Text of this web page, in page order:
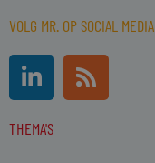
VOLG MR. OP SOCIAL MEDIA
L
i
n
k
R
s
s
THEMA'S